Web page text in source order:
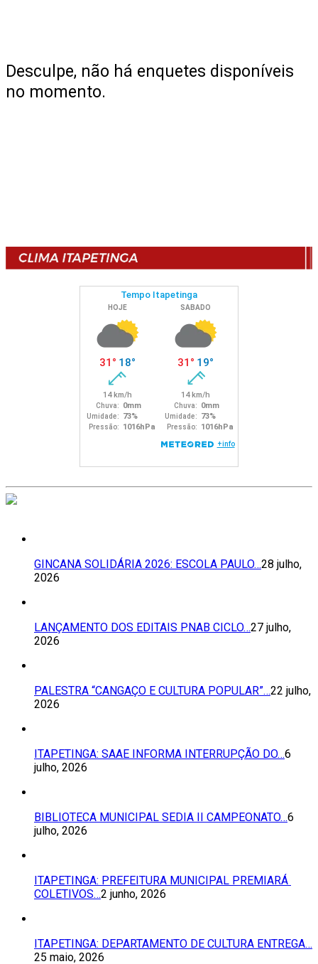
Desculpe, não há enquetes disponíveis
no momento.
GINCANA SOLIDÁRIA 2026: ESCOLA PAULO…28 julho,
2026
LANÇAMENTO DOS EDITAIS PNAB CICLO…27 julho,
2026
PALESTRA “CANGAÇO E CULTURA POPULAR”…22 julho,
2026
ITAPETINGA: SAAE INFORMA INTERRUPÇÃO DO…6
julho, 2026
BIBLIOTECA MUNICIPAL SEDIA II CAMPEONATO…6
julho, 2026
ITAPETINGA: PREFEITURA MUNICIPAL PREMIARÁ
COLETIVOS…2 junho, 2026
ITAPETINGA: DEPARTAMENTO DE CULTURA ENTREGA…
25 maio, 2026